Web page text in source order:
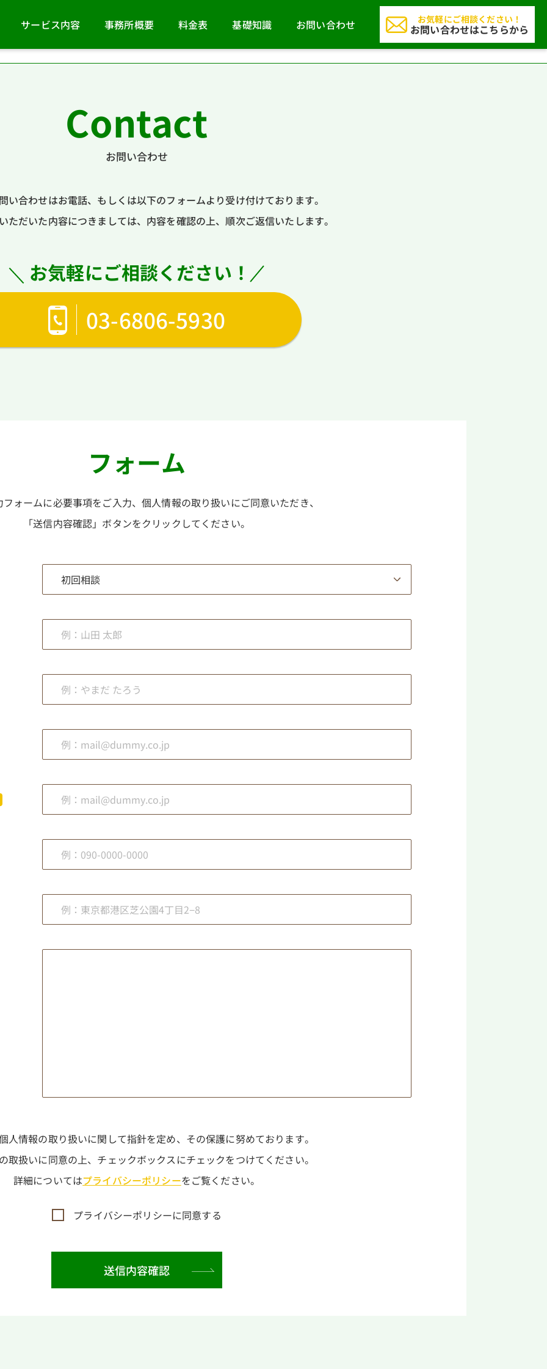
サービス内容 事務所概要 料金表 基礎知識 お問い合わせ お気軽にご相談ください！
お問い合わせはこちらから
Contact
お問い合わせ
い合わせはお電話、もしくは以下のフォームより受け付けております。
ただいた内容につきましては、内容を確認の上、順次ご返信いたします。
お気軽にご相談ください！
03-6806-5930
フォーム
ォームに必要事項をご入力、個人情報の取り扱いにご同意いただき、
「送信内容確認」ボタンをクリックしてください。
人情報の取り扱いに関して指針を定め、その保護に努めております。
取扱いに同意の上、チェックボックスにチェックをつけてください。
詳細についてはプライバシーポリシーをご覧ください。
プライバシーポリシーに同意する
送信内容確認